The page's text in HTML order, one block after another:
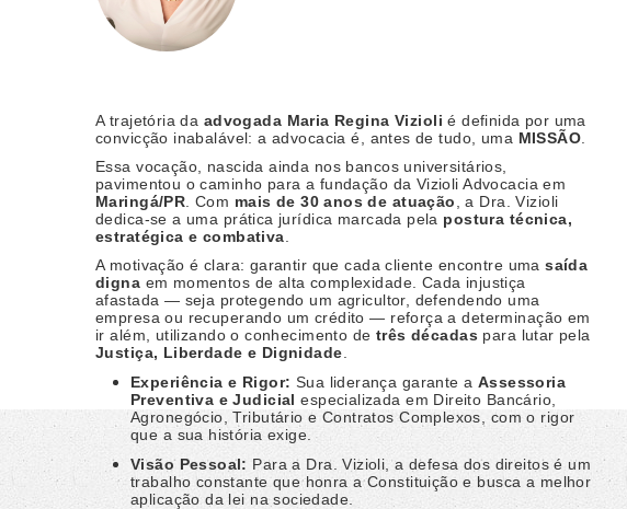
A trajetória da advogada Maria Regina Vizioli é definida por uma
convicção inabalável: a advocacia é, antes de tudo, uma MISSÃO
Essa vocação, nascida ainda nos bancos universitários,
pavimentou o caminho para a fundação da Vizioli Advocacia em
Maringá/PR . Com mais de 30 anos de atuação
, a Dra. Vizioli
dedica-se a uma prática jurídica marcada pela postura técnica,
estratégica e combativa
A motivação é clara: garantir que cada cliente encontre umasaída
digna em momentos de alta complexidade. Cada injustiça
afastada — seja protegendo um agricultor, defendendo uma
empresa ou recuperando um crédito — reforça a determinação em
ir além, utilizando o conhecimento de três décadas para lutar pela
Justiça, Liberdade e Dignidade
Experiência e Rigor: Sua liderança garante a Assessoria
Preventiva e Judicial especializada em Direito Bancário,
Agronegócio, Tributário e Contratos Complexos, com o rigor
que a sua história exige.
Visão Pessoal: Para a Dra. Vizioli, a defesa dos direitos é um
trabalho constante que honra a Constituição e busca a melhor
aplicação da lei na sociedade.